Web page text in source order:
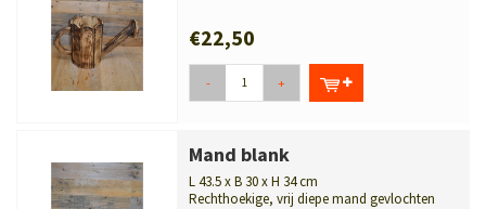
€22,50
- +
Mand blank
L 43.5 x B 30 x H 34 cm
Rechthoekige, vrij diepe mand gevlochten